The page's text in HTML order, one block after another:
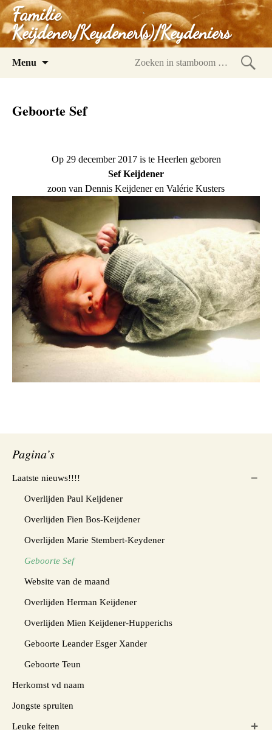
Familie
Keijdener/Keydener(s)/Keydeniers
Menu
Geboorte Sef
Op 29 december 2017 is te Heerlen geboren
Sef Keijdener
zoon van Dennis Keijdener en Valérie Kusters
Pagina’s
Laatste nieuws!!!!
Overlijden Paul Keijdener
Overlijden Fien Bos-Keijdener
Overlijden Marie Stembert-Keydener
Geboorte Sef
Website van de maand
Overlijden Herman Keijdener
Overlijden Mien Keijdener-Hupperichs
Geboorte Leander Esger Xander
Geboorte Teun
Herkomst vd naam
Jongste spruiten
Leuke feiten